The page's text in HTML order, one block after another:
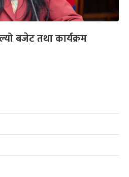
बजेट तथा कार्यक्रम